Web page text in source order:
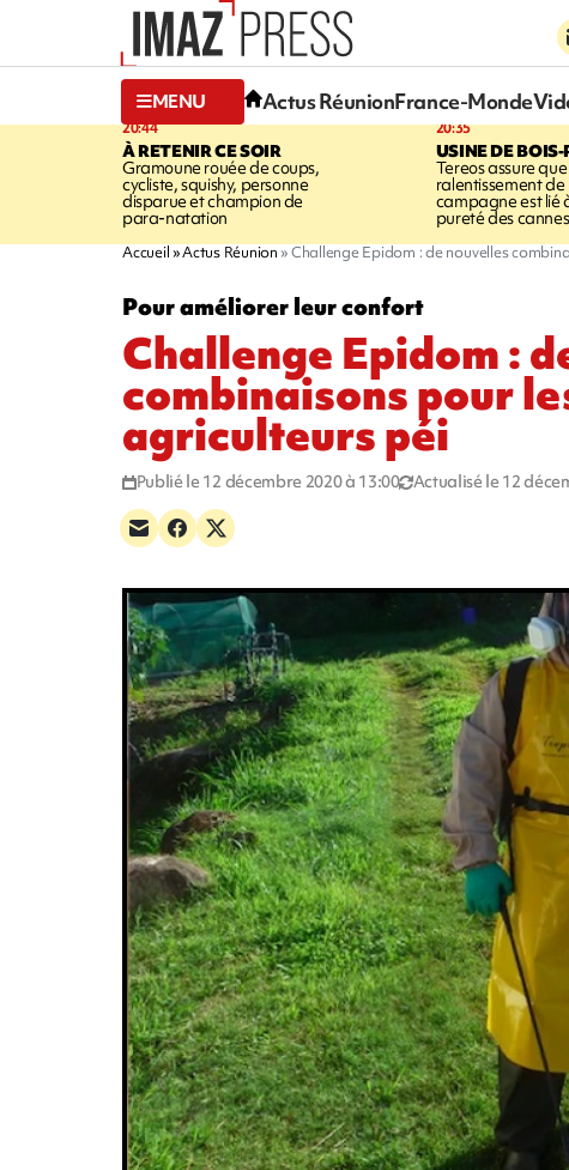
MENU Actus RéunionFrance-Monde
20:44
À RETENIR CE SOIR
Gramoune rouée de coups,
cycliste, squishy, personne
disparue et champion de
para-natation
20:35
USINE DE BOIS-
Tereos assure
ralentissement de
campagne est lié
pureté des cannes
Accueil Actus Réunion Challenge Epidom : de nouvelles
Pour améliorer leur confort
Challenge Epidom :
combinaisons pour
agriculteurs péi
Publié le 12 décembre 2020 à 13:00 Actualisé le 12